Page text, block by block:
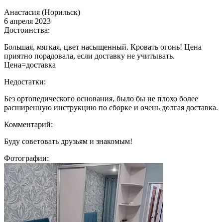
Анастасия (Норильск)
6 апреля 2023
Достоинства:
Большая, мягкая, цвет насыщенный. Кровать огонь! Цена
приятно порадовала, если доставку не учитывать.
Цена=доставка
Недостатки:
Без ортопедического основания, было бы не плохо более
расширенную инструкцию по сборке и очень долгая доставка.
Комментарий:
Буду советовать друзьям и знакомым!
Фотографии: